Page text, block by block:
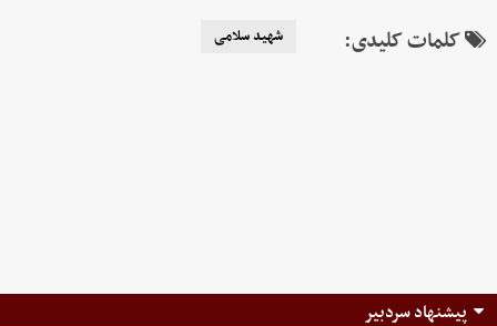
کلمات کلیدی: شهید سلامی
پیشنهاد سردبیر